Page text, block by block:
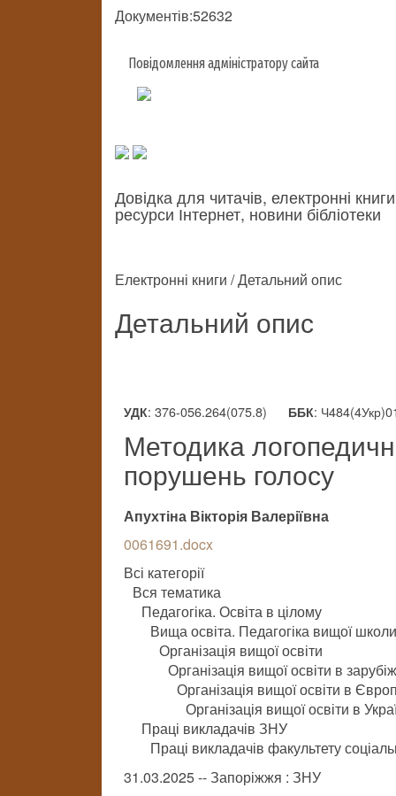
Документів:52632
Повідомлення адміністратору сайта
Довідка для читачів, електронні
ресурси Інтернет, новини бібліотеки
Електронні книги / Детальний опис
Детальний опис
УДК: 376-056.264(075.8) ББК:
Методика
порушень голосу
Апухтіна Вікторія Валеріївна
0061691.docx
Всі категорії
Вся тематика
Педагогіка. Освіта в цілому
Вища освіта. Педагогіка вищої школи
Організація вищої освіти
Організація вищої освіти в
Організація вищої освіти в
Організація вищої освіти в
Праці викладачів ЗНУ
Праці викладачів факультету
31.03.2025 -- Запоріжжя : ЗНУ